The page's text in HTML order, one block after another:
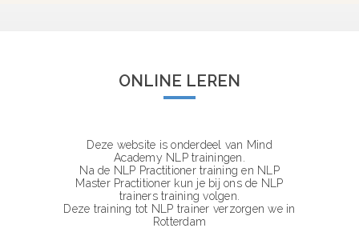
ONLINE LEREN
Deze website is onderdeel van Mind
Academy NLP trainingen
Na de NLP Practitioner training en NLP
Master Practitioner kun je bij ons de NLP
trainers training volgen
Deze training tot NLP trainer verzorgen we in
Rotterdam